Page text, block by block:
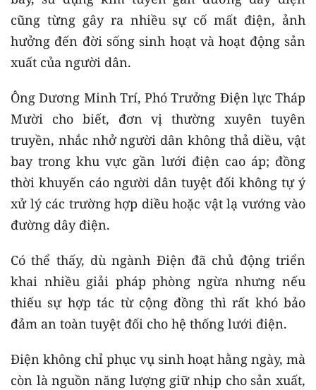
cũng từng gây ra nhiều sự cố mất điện, ảnh
hưởng đến đời sống sinh hoạt và hoạt động sản
xuất của người dân.
Ông Dương Minh Trí, Phó Trưởng Điện lực Tháp
Mười cho biết, đơn vị thường xuyên tuyên
truyền, nhắc nhở người dân không thả diều, vật
bay trong khu vực gần lưới điện cao áp; đồng
thời khuyến cáo người dân tuyệt đối không tự ý
xử lý các trường hợp diều hoặc vật lạ vướng vào
đường dây điện.
Có thể thấy, dù ngành Điện đã chủ động triển
khai nhiều giải pháp phòng ngừa nhưng nếu
thiếu sự hợp tác từ cộng đồng thì rất khó bảo
đảm an toàn tuyệt đối cho hệ thống lưới điện.
Điện không chỉ phục vụ sinh hoạt hằng ngày, mà
còn là nguồn năng lượng giữ nhịp cho sản xuất,